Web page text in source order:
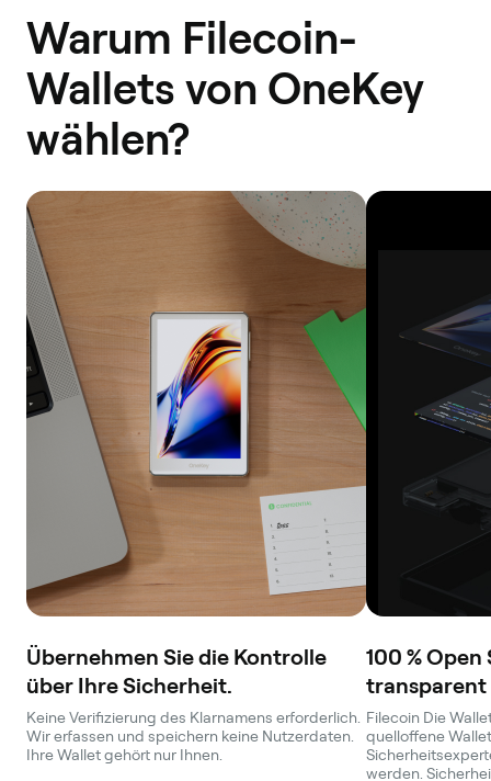
Warum Filecoin-
Wallets von OneKey
wählen?
Übernehmen Sie die Kontrolle
über Ihre Sicherheit.
Keine Verifizierung des Klarnamens erforderlich.
Wir erfassen und speichern keine Nutzerdaten.
Ihre Wallet gehört nur Ihnen.
100 %
transparent
Filecoin Die
quelloffene
werden.